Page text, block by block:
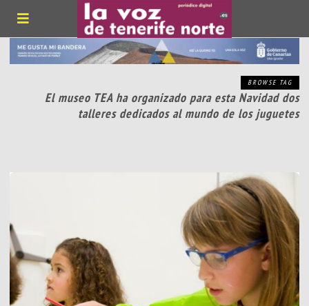
BROWSE TAG
El museo TEA ha organizado para esta Navidad dos
talleres dedicados al mundo de los juguetes